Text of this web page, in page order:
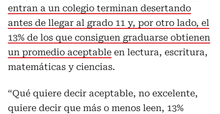
entran a un colegio terminan desertando
antes de llegar al grado 11 y, por otro lado, el
13% de los que consiguen graduarse obtienen
un promedio aceptable en lectura, escritura,
matemáticas y ciencias.
“Qué quiere decir aceptable, no excelente,
quiere decir que más o menos leen, 13%